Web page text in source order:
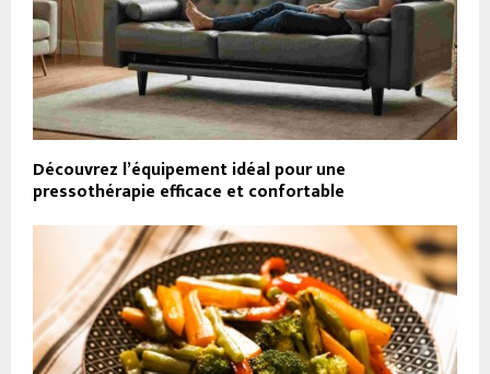
Découvrez l’équipement idéal pour une
pressothérapie efficace et confortable